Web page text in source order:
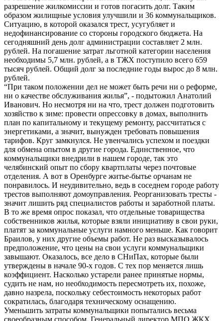
разрешение жилкомиссии и готов погасить долг. Таким
образом жилищные условия улучшили и 36 коммунальщиков.
Ситуацию, в которой оказался трест, усугубляет и
недофинансирование со стороны городского бюджета. На
сегодняшний день долг администрации составляет 2 млн.
рублей. На погашение затрат льготной категории населения
необходимы 5,7 млн. рублей, а в ТЖХ поступило всего 659
тысяч рублей. Общий долг за последние годы вырос до 8 млн.
рублей.
“При таком положении дел не может быть речи ни о реформе,
ни о качестве обслуживания жилья”, - подытожил Анатолий
Иванович. Но несмотря ни на что, трест должен подготовить
хозяйство к зиме: провести опрессовку в домах, выполнить
план по капитальному и текущему ремонту, рассчитаться с
энергетиками, а значит, вынужден требовать повышения
тарифов. Круг замкнулся. Не увенчались успехом и поездки
для обмена опытом в другие города. Единственное, что
коммунальщики внедрили в нашем городе, так это
челябинский опыт по сбору квартплаты через почтовые
отделения. А вот в Оренбурге житье-бытье орчанам не
понравилось. И неудивительно, ведь в соседнем городе работу
трестов выполняют домоуправления. Реорганизовать тресты -
значит лишить ряд специалистов работы и заработной платы.
В то же время опрос показал, что отдельные товарищества
собственников жилья, которые взяли инициативу в свои руки,
платят за коммунальные услуги намного меньше. Как говорит
Браилов, у них другие объемы работ. Не раз высказывалось
предположение, что цены на свои услуги коммунальщики
завышают. Оказалось, все дело в СНиПах, которые были
утверждены в начале 90-х годов. С тех пор меняется лишь
коэффициент. Насколько устарели ранее принятые нормы,
судить не нам, но необходимость пересмотреть их, похоже,
давно назрела, поскольку себестоимость некоторых работ
сократилась, благодаря техническому оснащению.
Уменьшить затраты коммунальщики попытались весьма
своеобразным способом. Генеральный директор МПО ЖКХ